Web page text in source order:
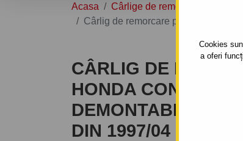
Cookies
a oferi
Acasa Cârlige de remorcare
Cârlig de remorcare pentru HONDA
CÂRLIG DE
HONDA
DEMONTABIL
DIN 1997/04 PÂNĂ